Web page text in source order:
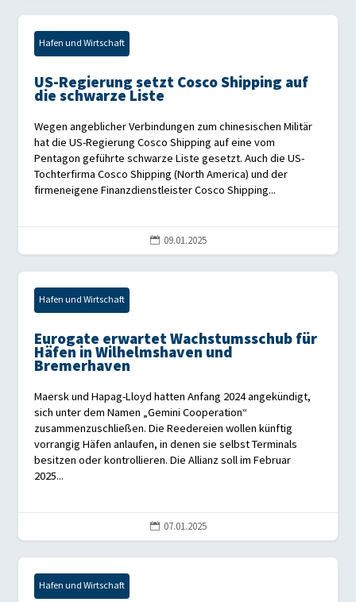
Hafen und Wirtschaft
US-Regierung setzt Cosco Shipping auf
die schwarze Liste
Wegen angeblicher Verbindungen zum chinesischen Militär
hat die US-Regierung Cosco Shipping auf eine vom
Pentagon geführte schwarze Liste gesetzt. Auch die US-
Tochterfirma Cosco Shipping (North America) und der
firmeneigene Finanzdienstleister Cosco Shipping...
 09.01.2025
Hafen und Wirtschaft
Eurogate erwartet Wachstumsschub für
Häfen in Wilhelmshaven und
Bremerhaven
Maersk und Hapag-Lloyd hatten Anfang 2024 angekündigt,
sich unter dem Namen „Gemini Cooperation“
zusammenzuschließen. Die Reedereien wollen künftig
vorrangig Häfen anlaufen, in denen sie selbst Terminals
besitzen oder kontrollieren. Die Allianz soll im Februar
2025...
 07.01.2025
Hafen und Wirtschaft